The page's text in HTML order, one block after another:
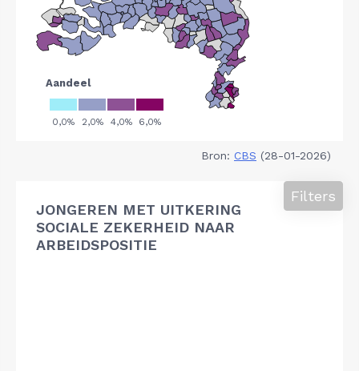
Bron: CBS (28-01-2026)
JONGEREN MET UITKERING
SOCIALE ZEKERHEID NAAR
ARBEIDSPOSITIE
Filters